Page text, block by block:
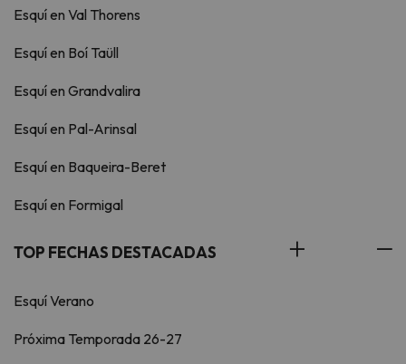
Esquí en Val Thorens
Esquí en Boí Taüll
Esquí en Grandvalira
Esquí en Pal-Arinsal
Esquí en Baqueira-Beret
Esquí en Formigal
TOP FECHAS DESTACADAS
Esquí Verano
Próxima Temporada 26-27